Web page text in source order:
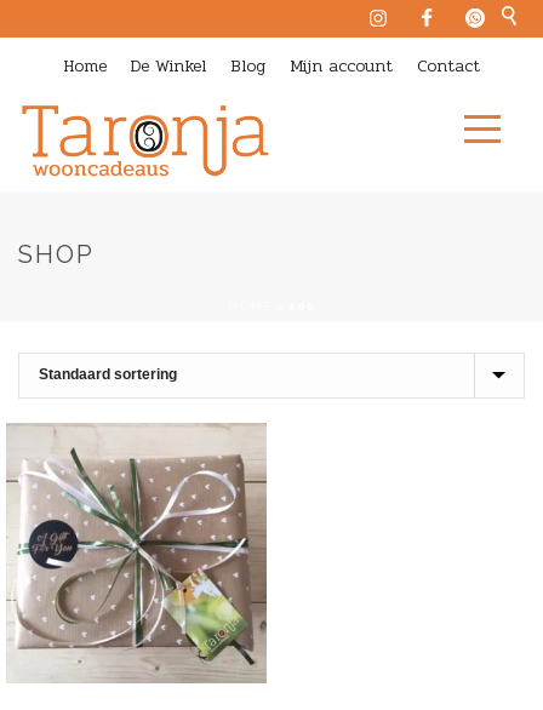
Home De Winkel Blog Mijn account Contact
SHOP